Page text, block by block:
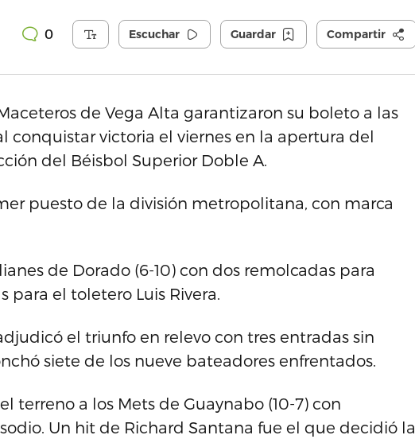
0 Escuchar Guardar Compartir
de Vega Alta garantizaron su boleto a las
conquistar victoria el viernes en la apertura del
del Béisbol Superior Doble A.
puesto de la división metropolitana, con marca
de Dorado (6-10) con dos remolcadas para
para el toletero Luis Rivera.
el triunfo en relevo con tres entradas sin
siete de los nueve bateadores enfrentados.
terreno a los Mets de Guaynabo (10-7) con
Un hit de Richard Santana fue el que decidió la